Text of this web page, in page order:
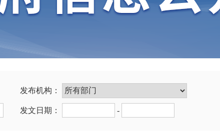
发布机构：
发文日期： -